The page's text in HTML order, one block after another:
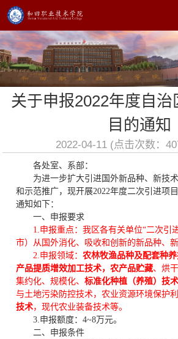
关于申报2022年度自
目的通知
2022-04-11 (点击次数：
各处室、系部：
为进一步扩大引进国外新品种、新技
和示范推广，现开展2022年度二次引进项
通知如下：
一、申报要求
1.申报重点：我区各有关单位“二次引
市）从国外消化、吸收和创新的新品种、
2.申报领域：农林牧渔品种及配套种
产品提质增效加工技术，农产品贮藏、烘
集约化、规模化、标准化种植（养殖）技术
与土地污染防控技术，农业资源环境保护
技术，现代农业装备技术等。
3.申报额度：4~8万元。
二、申报条件